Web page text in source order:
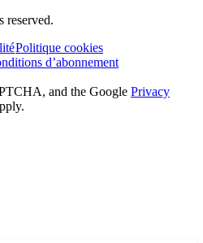
reserved.
Politique cookies
d’abonnement
and the Google Privacy